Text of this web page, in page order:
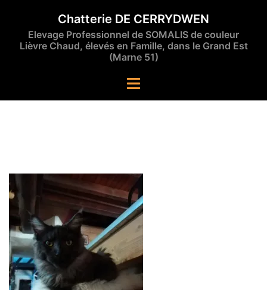
contenu
Chatterie DE CERRYDWEN
Elevage Professionnel de SOMALIS de couleur
Lièvre Chaud, élevés en Famille, dans le Grand Est
(Marne 51)
Ouvrir/fermer